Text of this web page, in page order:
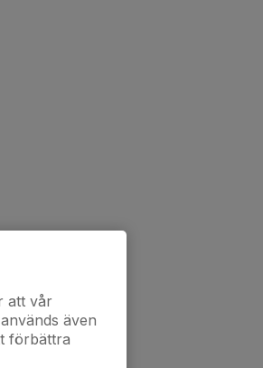
att vår
även
förbättra